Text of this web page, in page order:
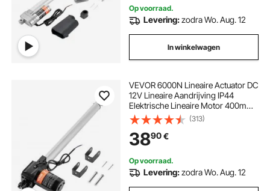
Op voorraad.
Levering:zodra Wo. Aug. 12
In winkelwagen
VEVOR 6000N Lineaire Actuator DC
12V Lineaire Aandrijving IP44
Elektrische Lineaire Motor 400mm
Slaglengte Geluidsniveau ≤50dB
Elektrische Deuropener 5mm/s
Verplaatsingssnelheid Lineaire
Technologie Aandrijving
(313)
3890€
Op voorraad.
Levering:zodra Wo. Aug. 12